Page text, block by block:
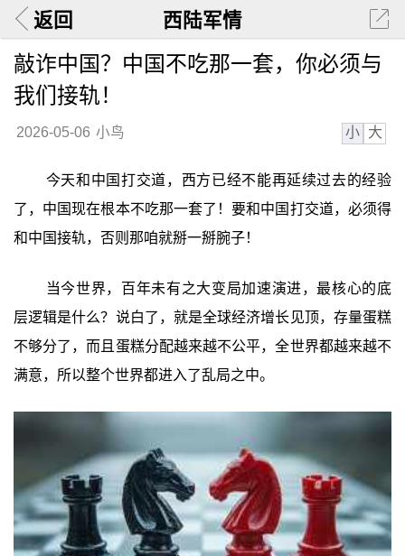
返回 西陆军情
敲诈中国？中国不吃那一套，你必须与
我们接轨！
2026-05-06 小鸟 小 大
今天和中国打交道，西方已经不能再延续过去的经验
了，中国现在根本不吃那一套了！要和中国打交道，必须得
和中国接轨，否则那咱就掰一掰腕子！
当今世界，百年未有之大变局加速演进，最核心的底
层逻辑是什么？说白了，就是全球经济增长见顶，存量蛋糕
不够分了，而且蛋糕分配越来越不公平，全世界都越来越不
满意，所以整个世界都进入了乱局之中。